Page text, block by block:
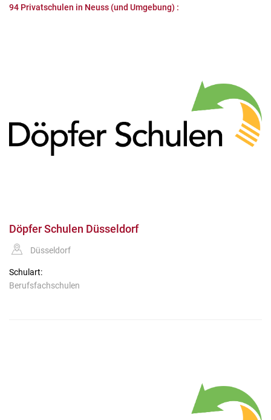
94 Privatschulen in Neuss (und Umgebung) :
Döpfer Schulen Düsseldorf
Düsseldorf
Schulart:
Berufsfachschulen